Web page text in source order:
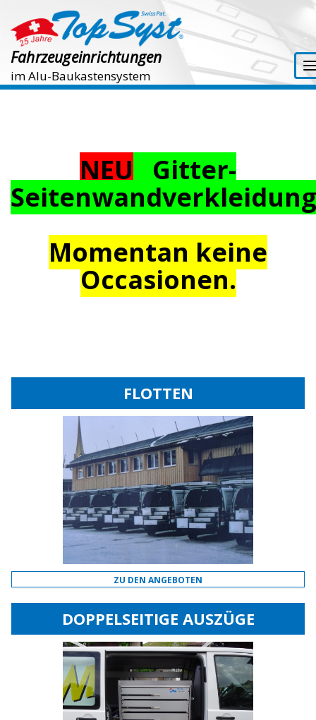
Fahrzeugeinrichtungen
im Alu-Baukastensystem
NEU Gitter-
Momentan keine
Occasionen.
FLOTTEN
ZU DEN ANGEBOTEN
DOPPELSEITIGE AUSZÜGE